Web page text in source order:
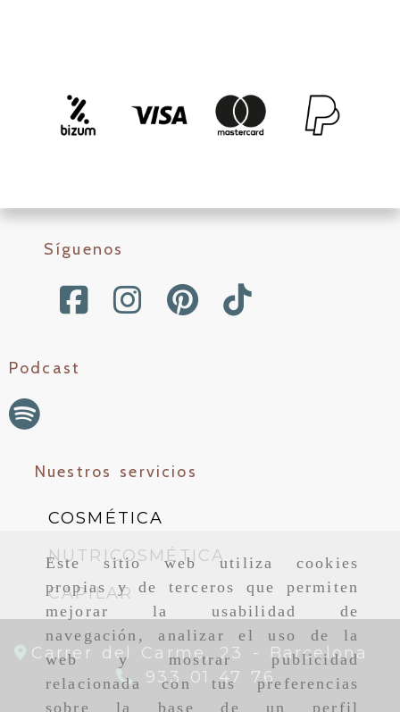
Este sitio web utiliza cookies
propias y de terceros que permiten
mejorar la usabilidad de
navegación, analizar el uso de la
web y mostrar publicidad
relacionada con tus preferencias
sobre la base de un perfil
Síguenos
Podcast
Nuestros servicios
COSMÉTICA
NUTRICOSMÉTICA
CAPILAR
Carrer del Carme, 23 - Barcelona
933 01 47 76